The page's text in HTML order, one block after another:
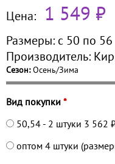
Цена: 1 549 ₽
Размеры: с 50 по 56
Производитель:
Сезон:Осень/Зима
Вид покупки *
50,54 - 2 штуки 3 562
оптом 4 штуки